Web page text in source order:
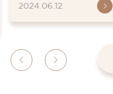
整形外科診所-邱大睿
再現
2024.06.12